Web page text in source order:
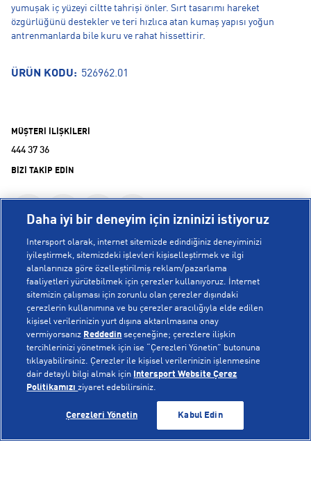
SEPETE EKLE
yumuşak iç yüzeyi ciltte tahrişi önler. Sırt tasarımı hareket
özgürlüğünü destekler ve teri hızlıca atan kumaş yapısı yoğun
antrenmanlarda bile kuru ve rahat hissettirir.
ÜRÜN KODU: 526962.01
SEPETE EKLE
MÜŞTERİ İLİŞKİLERİ
444 37 36
BİZİ TAKİP EDİN
KURUMSAL
Hakkımızda
Mağazalarımız
Bilgi Toplumu Hizmetleri
Gizlilik Politikası
İşlem Rehberi
Kampanyalar
YARDIM
Sipariş Takibi
İptal & İade
Sıkça Sorulan Sorular
Yetkili Servis Listesi
POPÜLER KOLEKSİYONLAR
Voleybol Milli Takım Formaları
New Balance 408
Daha iyi bir deneyim için izninizi istiyoruz
Intersport olarak, internet sitemizde edindiğiniz deneyiminizi
iyileştirmek, sitemizdeki işlevleri kişiselleştirmek ve ilgi
alanlarınıza göre özelleştirilmiş reklam/pazarlama
faaliyetleri yürütebilmek için çerezler kullanıyoruz. İnternet
sitemizin çalışması için zorunlu olan çerezler dışındaki
çerezlerin kullanımına ve bu çerezler aracılığıyla elde edilen
kişisel verilerinizin yurt dışına aktarılmasına onay
vermiyorsanız Reddedin seçeneğine; çerezlere ilişkin
tercihlerinizi yönetmek için ise “Çerezleri Yönetin” butonuna
tıklayabilirsiniz. Çerezler ile kişisel verilerinizin işlenmesine
dair detaylı bilgi almak için
Intersport Website Çerez
Politikamızıziyaret edebilirsiniz.
Çerezleri Yönetin Kabul Edin